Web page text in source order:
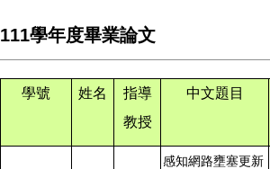
111學年度畢業論文
學號 姓名
指導
教授
中文題目
感知網路壅塞更新